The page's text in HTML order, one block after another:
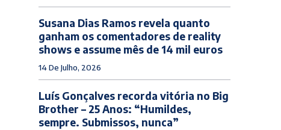
Susana Dias Ramos revela quanto
ganham os comentadores de reality
shows e assume mês de 14 mil euros
14 De Julho, 2026
Luís Gonçalves recorda vitória no Big
Brother – 25 Anos: “Humildes,
sempre. Submissos, nunca”